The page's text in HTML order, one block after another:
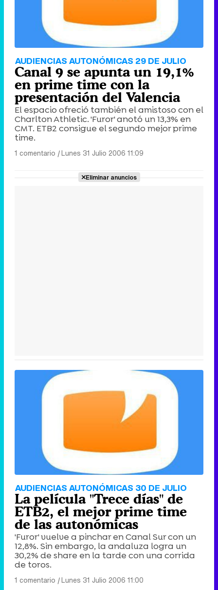
AUDIENCIAS AUTONÓMICAS 29 DE JULIO
Canal 9 se apunta un 19,1%
en prime time con la
presentación del Valencia
El espacio ofreció también el amistoso con el
Charlton Athletic. 'Furor' anotó un 13,3% en
CMT. ETB2 consigue el segundo mejor prime
time.
1 comentario |Lunes 31 Julio 2006 11:09
Eliminar anuncios
AUDIENCIAS AUTONÓMICAS 30 DE JULIO
La película "Trece días" de
ETB2, el mejor prime time
de las autonómicas
'Furor' vuelve a pinchar en Canal Sur con un
12,8%. Sin embargo, la andaluza logra un
30,2% de share en la tarde con una corrida
de toros.
1 comentario |Lunes 31 Julio 2006 11:00